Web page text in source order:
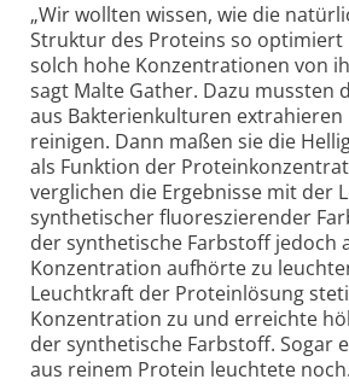
„Wir wollten wissen, wie die
Struktur des Proteins so optimiert
solch hohe Konzentrationen von
sagt Malte Gather. Dazu mussten
aus Bakterienkulturen
reinigen. Dann maßen sie die
als Funktion der
verglichen die Ergebnisse mit der
synthetischer fluoreszierender
der synthetische Farbstoff jedoch
Konzentration aufhörte zu
Leuchtkraft der Proteinlösung
Konzentration zu und erreichte
der synthetische Farbstoff. Sogar
aus reinem Protein leuchtete noch.